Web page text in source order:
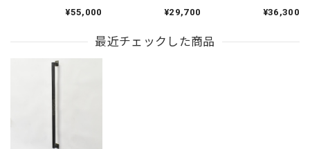
運び アイアン ミニマ
¥55,000
イアン 玄関インテリ
¥29,700
アイアン ミニマル 鉄
¥36,300
最近チェックした商品